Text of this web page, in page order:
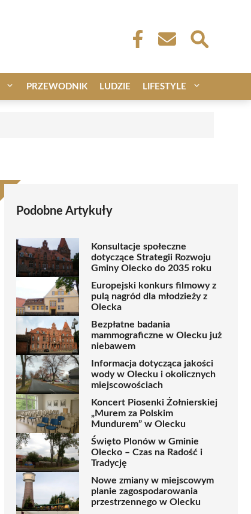
PRZEWODNIK LUDZIE LIFESTYLE
Podobne Artykuły
Konsultacje społeczne
dotyczące Strategii Rozwoju
Gminy Olecko do 2035 roku
Europejski konkurs filmowy z
pulą nagród dla młodzieży z
Olecka
Bezpłatne badania
mammograficzne w Olecku już
niebawem
Informacja dotycząca jakości
wody w Olecku i okolicznych
miejscowościach
Koncert Piosenki Żołnierskiej
„Murem za Polskim
Mundurem” w Olecku
Święto Plonów w Gminie
Olecko – Czas na Radość i
Tradycję
Nowe zmiany w miejscowym
planie zagospodarowania
przestrzennego w Olecku